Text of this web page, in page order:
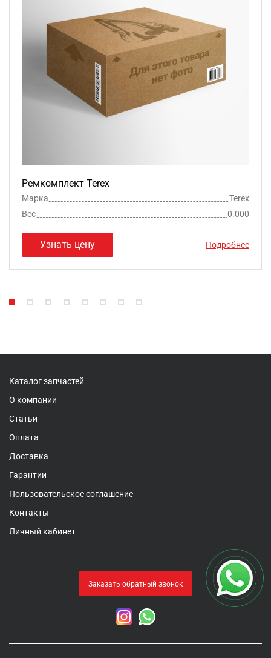
Ремкомплект Terex
Марка
Terex
Вес
0.000
Узнать цену Подробнее
Каталог запчастей
О компании
Статьи
Оплата
Доставка
Гарантии
Пользовательское соглашение
Контакты
Личный кабинет
Заказать обратный звонок